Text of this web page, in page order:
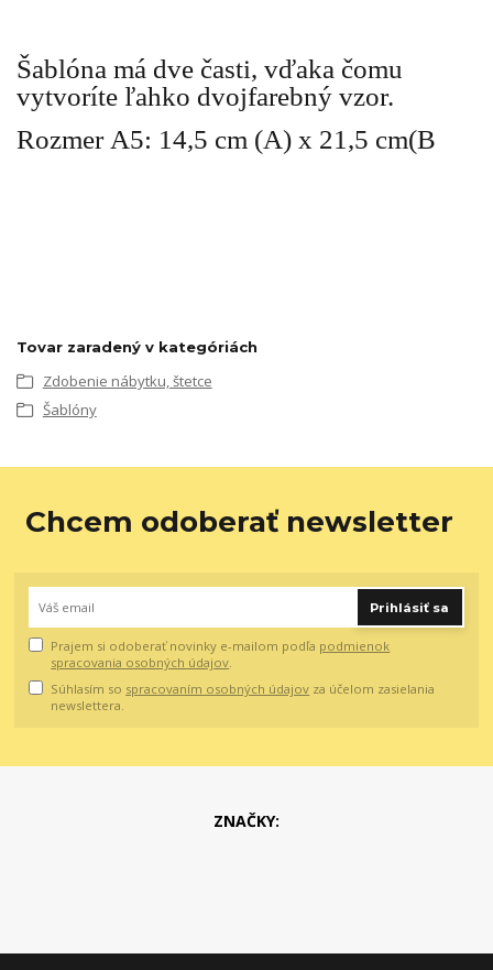
Šablóna má dve časti, vďaka čomu
vytvoríte ľahko dvojfarebný vzor.
Rozmer A5: 14,5 cm (A) x 21,5 cm(B
Tovar zaradený v kategóriách
Zdobenie nábytku, štetce
Šablóny
Chcem odoberať newsletter
Prihlásiť sa
Prajem si odoberať novinky e-mailom podľa podmienok
spracovania osobných údajov.
Súhlasím so spracovaním osobných údajov za účelom zasielania
newslettera.
ZNAČKY: